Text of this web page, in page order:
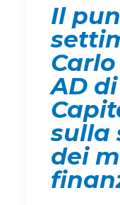
Il
AD
sulla
dei